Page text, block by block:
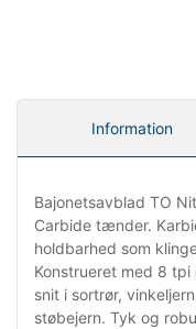
Information
Bajonetsavblad TO
Carbide tænder.
holdbarhed som
Konstrueret med 8
snit i sortrør,
støbejern. Tyk og